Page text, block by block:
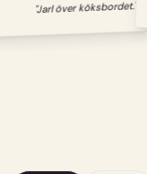
"Jarl över köksbordet."